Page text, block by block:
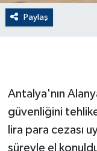
Paylaş
Antalya'nın
güvenliğini
lira para cezası
süreyle el
English News
Gayrimenkul
GENEL